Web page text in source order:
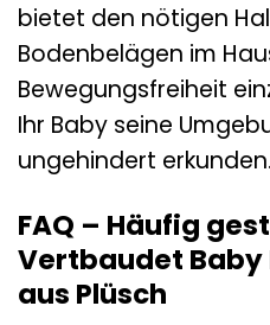
bietet den nötigen
Bodenbelägen im
Bewegungsfreiheit
Ihr Baby seine
ungehindert erkunden.
FAQ – Häufig
Vertbaudet
aus Plüsch